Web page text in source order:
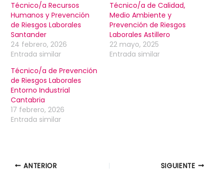
Técnico/a Recursos
Humanos y Prevención
de Riesgos Laborales
Santander
24 febrero, 2026
Entrada similar
Técnico/a de Calidad,
Medio Ambiente y
Prevención de Riesgos
Laborales Astillero
22 mayo, 2025
Entrada similar
Técnico/a de Prevención
de Riesgos Laborales
Entorno Industrial
Cantabria
17 febrero, 2026
Entrada similar
ANTERIOR SIGUIENTE